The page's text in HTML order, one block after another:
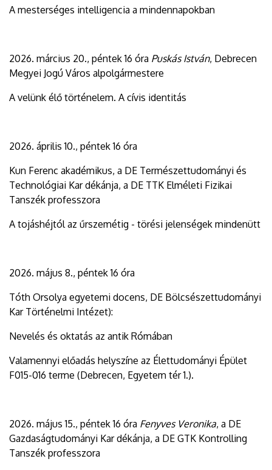
A mesterséges intelligencia a mindennapokban
2026. március 20., péntek 16 óra Puskás István, Debrecen
Megyei Jogú Város alpolgármestere
A velünk élő történelem. A cívis identitás
2026. április 10., péntek 16 óra
Kun Ferenc akadémikus, a DE Természettudományi és
Technológiai Kar dékánja, a DE TTK Elméleti Fizikai
Tanszék professzora
A tojáshéjtól az űrszemétig - törési jelenségek mindenütt
2026. május 8., péntek 16 óra
Tóth Orsolya egyetemi docens, DE Bölcsészettudományi
Kar Történelmi Intézet):
Nevelés és oktatás az antik Rómában
Valamennyi előadás helyszíne az Élettudományi Épület
F015-016 terme (Debrecen, Egyetem tér 1.).
2026. május 15., péntek 16 óra Fenyves Veronika, a DE
Gazdaságtudományi Kar dékánja, a DE GTK Kontrolling
Tanszék professzora